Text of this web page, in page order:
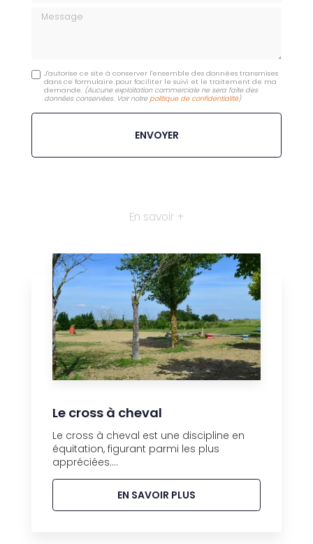
Message
J'autorise ce site à conserver l'ensemble des données transmises
dans ce formulaire pour faciliter le suivi et le traitement de ma
demande. (Aucune exploitation commerciale ne sera faite des
données conservées. Voir notrepolitique de confidentialité)
En savoir +
Le cross à cheval
Le cross à cheval est une discipline en
équitation, figurant parmi les plus
appréciées....
EN SAVOIR PLUS